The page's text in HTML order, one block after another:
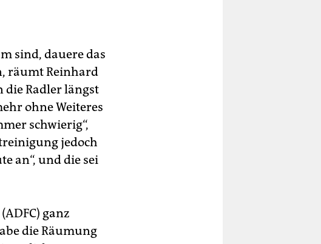
Probleme
Kosten
sind, dauere das
räumt Reinhard
die Radler längst
ohne Weiteres
schwierig“,
jedoch
an“, und die sei
ganz
die Räumung